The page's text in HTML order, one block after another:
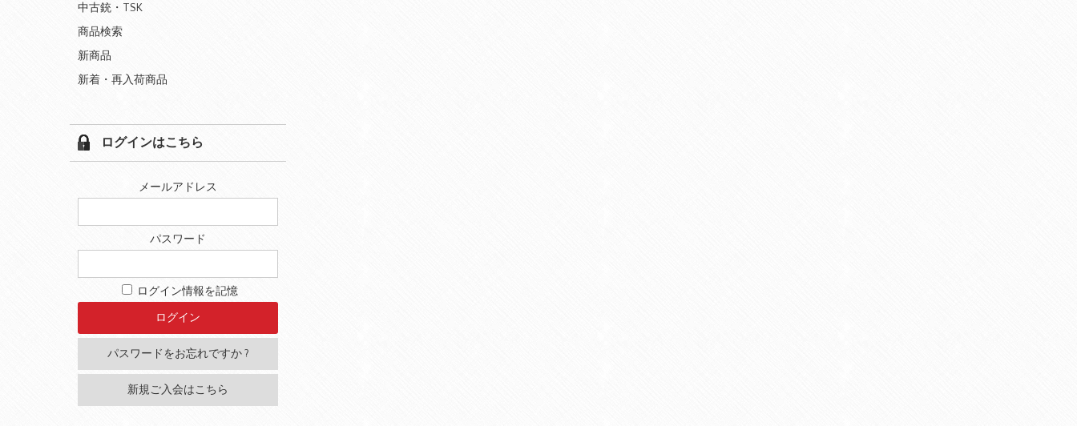
中古銃・TSK
商品検索
新商品
新着・再入荷商品
ログインはこちら
メールアドレス
パスワード
ログイン情報を記憶
パスワードをお忘れですか ?
新規ご入会はこちら